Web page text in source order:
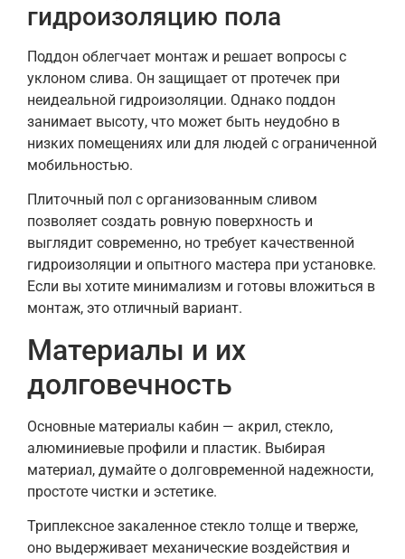
гидроизоляцию пола
Поддон облегчает монтаж и решает вопросы с
уклоном слива. Он защищает от протечек при
неидеальной гидроизоляции. Однако поддон
занимает высоту, что может быть неудобно в
низких помещениях или для людей с ограниченной
мобильностью.
Плиточный пол с организованным сливом
позволяет создать ровную поверхность и
выглядит современно, но требует качественной
гидроизоляции и опытного мастера при установке.
Если вы хотите минимализм и готовы вложиться в
монтаж, это отличный вариант.
Материалы и их
долговечность
Основные материалы кабин — акрил, стекло,
алюминиевые профили и пластик. Выбирая
материал, думайте о долговременной надежности,
простоте чистки и эстетике.
Триплексное закаленное стекло толще и тверже,
оно выдерживает механические воздействия и